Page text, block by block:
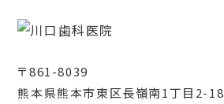
〒861-8039
熊本県熊本市東区長嶺南1丁目2-18